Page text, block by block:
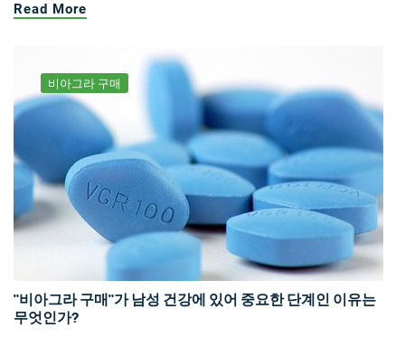
Read More
비아그라 구매
"비아그라 구매"가 남성 건강에 있어 중요한 단계인 이유는
무엇인가?